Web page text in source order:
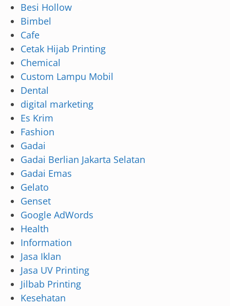
Besi Hollow
Bimbel
Cafe
Cetak Hijab Printing
Chemical
Custom Lampu Mobil
Dental
digital marketing
Es Krim
Fashion
Gadai
Gadai Berlian Jakarta Selatan
Gadai Emas
Gelato
Genset
Google AdWords
Health
Information
Jasa Iklan
Jasa UV Printing
Jilbab Printing
Kesehatan